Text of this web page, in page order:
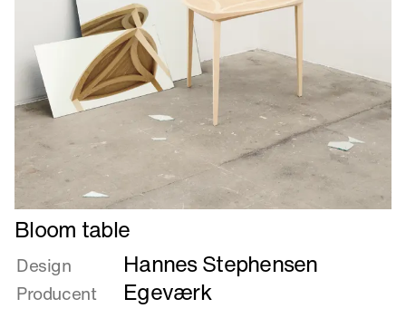
Læs
mere
om
Bloom
table
Bloom table
Design Hannes Stephensen
Producent Egeværk